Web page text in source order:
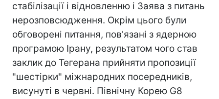
стабілізації і відновленню і Заява з питань
нерозповсюдження. Окрім цього були
обговорені питання, пов'язані з ядерною
програмою Ірану, результатом чого став
заклик до Тегерана прийняти пропозиції
"шестірки" міжнародних посередників,
висунуті в червні. Північну Корею G8